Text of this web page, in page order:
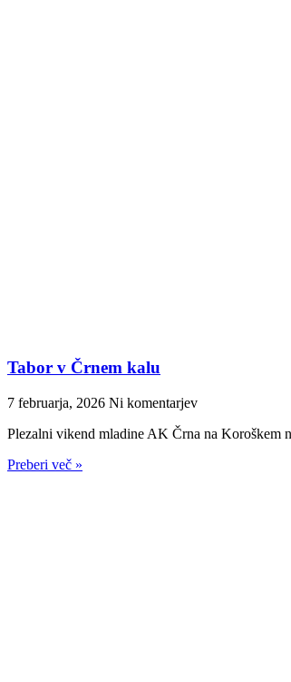
Tabor v Črnem kalu
7 februarja, 2026 Ni komentarjev
Plezalni vikend mladine AK Črna na Koroškem
Preberi več »